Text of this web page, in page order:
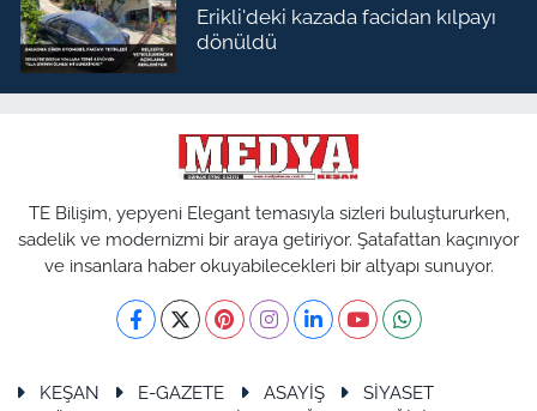
Erikli'deki kazada facidan kılpayı
dönüldü
TE Bilişim, yepyeni Elegant temasıyla sizleri buluştururken,
sadelik ve modernizmi bir araya getiriyor. Şatafattan kaçınıyor
ve insanlara haber okuyabilecekleri bir altyapı sunuyor.
KEŞAN E-GAZETE ASAYİŞ
SİYASET